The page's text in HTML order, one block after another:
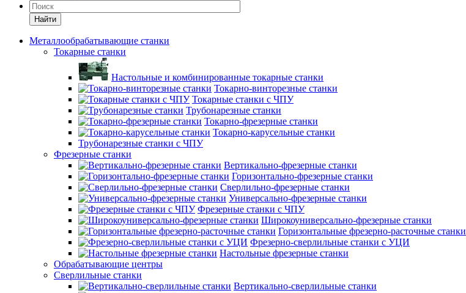
Найти
Металлообрабатывающие станки
Токарные станки
Настольные и комбинированные токарные станки
Токарно-винторезные станки
Токарные станки с ЧПУ
Трубонарезные станки
Токарно-фрезерные станки
Токарно-карусельные станки
Трубонарезные станки с ЧПУ
Фрезерные станки
Вертикально-фрезерные станки
Горизонтально-фрезерные станки
Сверлильно-фрезерные станки
Универсально-фрезерные станки
Фрезерные станки с ЧПУ
Широкоуниверсально-фрезерные станки
Горизонтальные фрезерно-расточные станки
Фрезерно-сверлильные станки с УЦИ
Настольные фрезерные станки
Обрабатывающие центры
Сверлильные станки
Вертикально-сверлильные станки